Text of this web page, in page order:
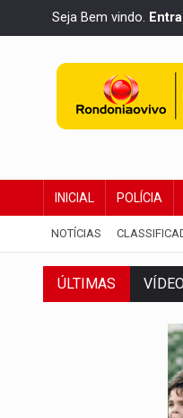
Seja Bem vindo.
INICIAL POLÍCIA
NOTÍCIAS
ÚLTIMAS